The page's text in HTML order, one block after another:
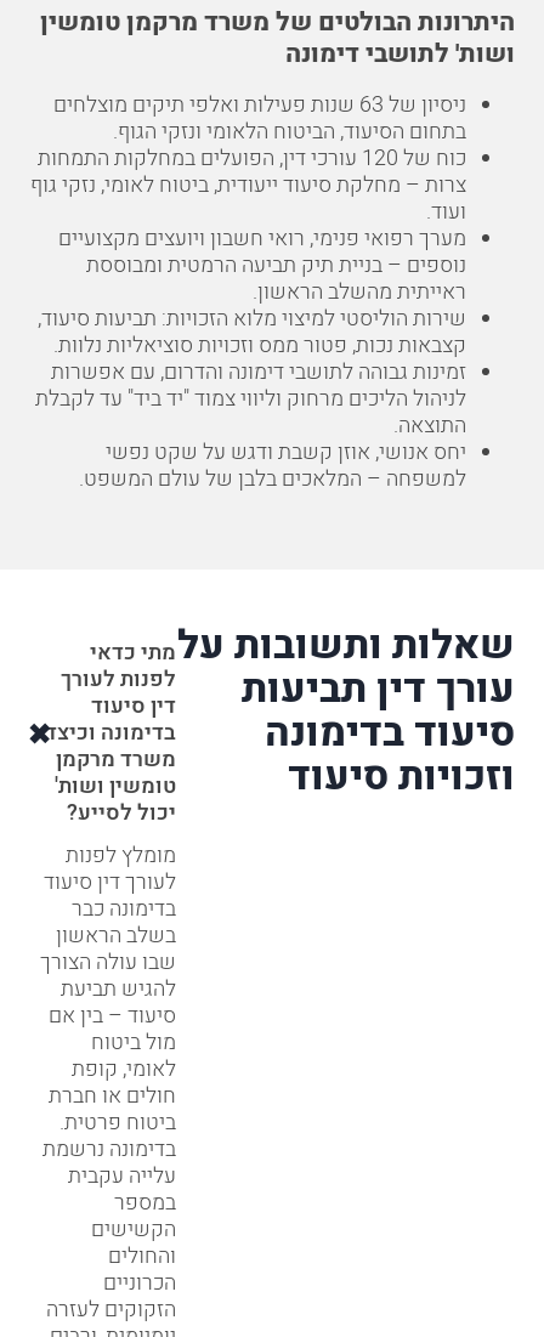
היתרונות הבולטים של משרד מרקמן טומשין
ושות' לתושבי דימונה
ניסיון של 63 שנות פעילות ואלפי תיקים מוצלחים
בתחום הסיעוד, הביטוח הלאומי ונזקי הגוף.
כוח של 120 עורכי דין, הפועלים במחלקות התמחות
צרות – מחלקת סיעוד ייעודית, ביטוח לאומי, נזקי גוף
ועוד.
מערך רפואי פנימי, רואי חשבון ויועצים מקצועיים
נוספים – בניית תיק תביעה הרמטית ומבוססת
ראייתית מהשלב הראשון.
שירות הוליסטי למיצוי מלוא הזכויות: תביעות סיעוד,
קצבאות נכות, פטור ממס וזכויות סוציאליות נלוות.
זמינות גבוהה לתושבי דימונה והדרום, עם אפשרות
לניהול הליכים מרחוק וליווי צמוד "יד ביד" עד לקבלת
התוצאה.
יחס אנושי, אוזן קשבת ודגש על שקט נפשי
למשפחה – המלאכים בלבן של עולם המשפט.
שאלות ותשובות על
עורך דין תביעות
סיעוד בדימונה
וזכויות סיעוד
מתי כדאי
לפנות לעורך
דין סיעוד
בדימונה וכיצד
משרד מרקמן
טומשין ושות'
יכול לסייע?
מומלץ לפנות
לעורך דין סיעוד
בדימונה כבר
בשלב הראשון
שבו עולה הצורך
להגיש תביעת
סיעוד – בין אם
מול ביטוח
לאומי, קופת
חולים או חברת
ביטוח פרטית.
בדימונה נרשמת
עלייה עקבית
במספר
הקשישים
והחולים
הכרוניים
הזקוקים לעזרה